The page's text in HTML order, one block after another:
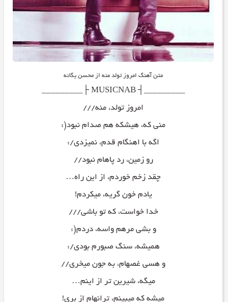
متن آهنگ امروز تولد منه از محسن یگانه
_________┤ MUSICNAB ├_________
امروز تولد، منه///
منی که، هیشکه هم صدام نبود(:
اگه با اهنگام قدم، نمیزدی/:
رو زمین، رد پاهام نبود//
چقد زخم خوردم، از این راه…
یادم خون گریه، میکردم!
خدا خواست، که تو باشی///
و بشی مرهم واسه، دردم(:
همیشه، سنگ صبورم بودی/:
و هسی غصهام، به جون میخری//
میگه، شیرین تر از اینم…
میشه که میبینم، ترانهام از بری!